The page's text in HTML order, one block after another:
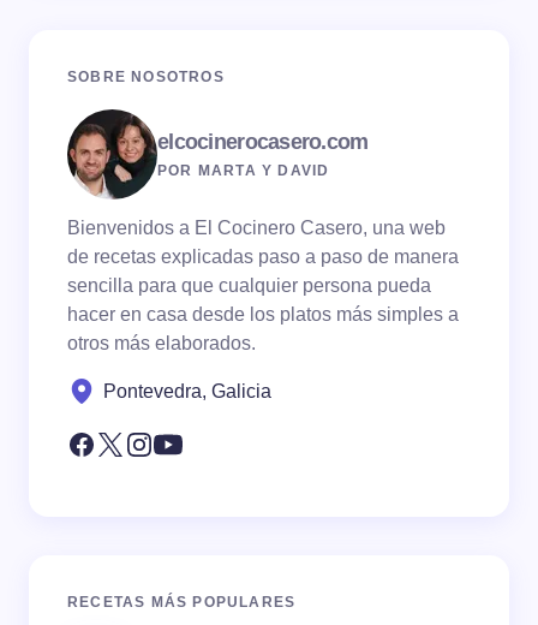
SOBRE NOSOTROS
elcocinerocasero.com
POR MARTA Y DAVID
Bienvenidos a El Cocinero Casero, una web
de recetas explicadas paso a paso de manera
sencilla para que cualquier persona pueda
hacer en casa desde los platos más simples a
otros más elaborados.
Pontevedra, Galicia
RECETAS MÁS POPULARES